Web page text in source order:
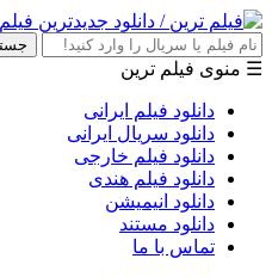
☰ منوی فیلم ترین
دانلود فیلم ایرانی
دانلود سریال ایرانی
دانلود فیلم خارجی
دانلود فیلم هندی
دانلود انیمیشن
دانلود مستند
تماس با ما